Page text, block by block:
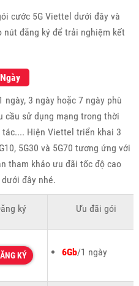
cước 5G Viettel dưới đây và
nút đăng ký để trải nghiệm kết
3 ngày hoặc 7 ngày phù
cầu sử dụng mạng trong thời
Hiện Viettel triển khai 3
5G30 và 5G70 tương ứng với
tham khảo ưu đãi tốc độ cao
đây nhé.
ký Ưu đãi gói
KÝ 6Gb/1 ngày